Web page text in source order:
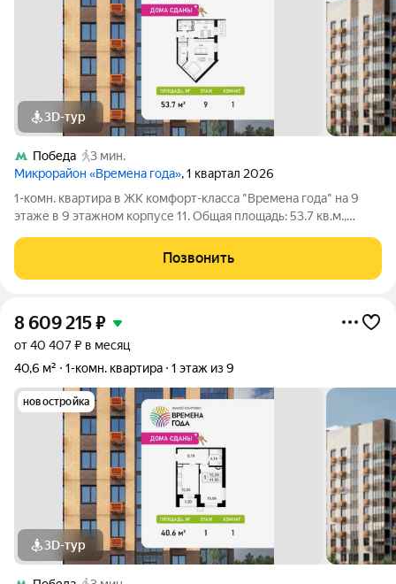
3D-тур
Победа
3 мин.
Микрорайон «Времена года», 1 квартал 2026
1-комн. квартира в ЖК комфорт-класса "Времена года" на 9
этаже в 9 этажном корпусе 11. Общая площадь: 53.7 кв.м.,
современный жилой комплекс комфорт-класса,
расположенный в тихом и зеленом
Позвонить
8 609 215₽
от 40 407 ₽ в месяц
40,6 м²
1-комн. квартира 1 этаж из 9
новостройка
3D-тур